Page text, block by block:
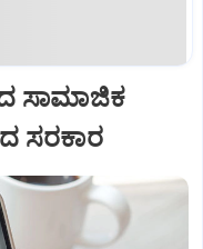
ಸಾಮಾಜಿಕ
ಸರಕಾರ